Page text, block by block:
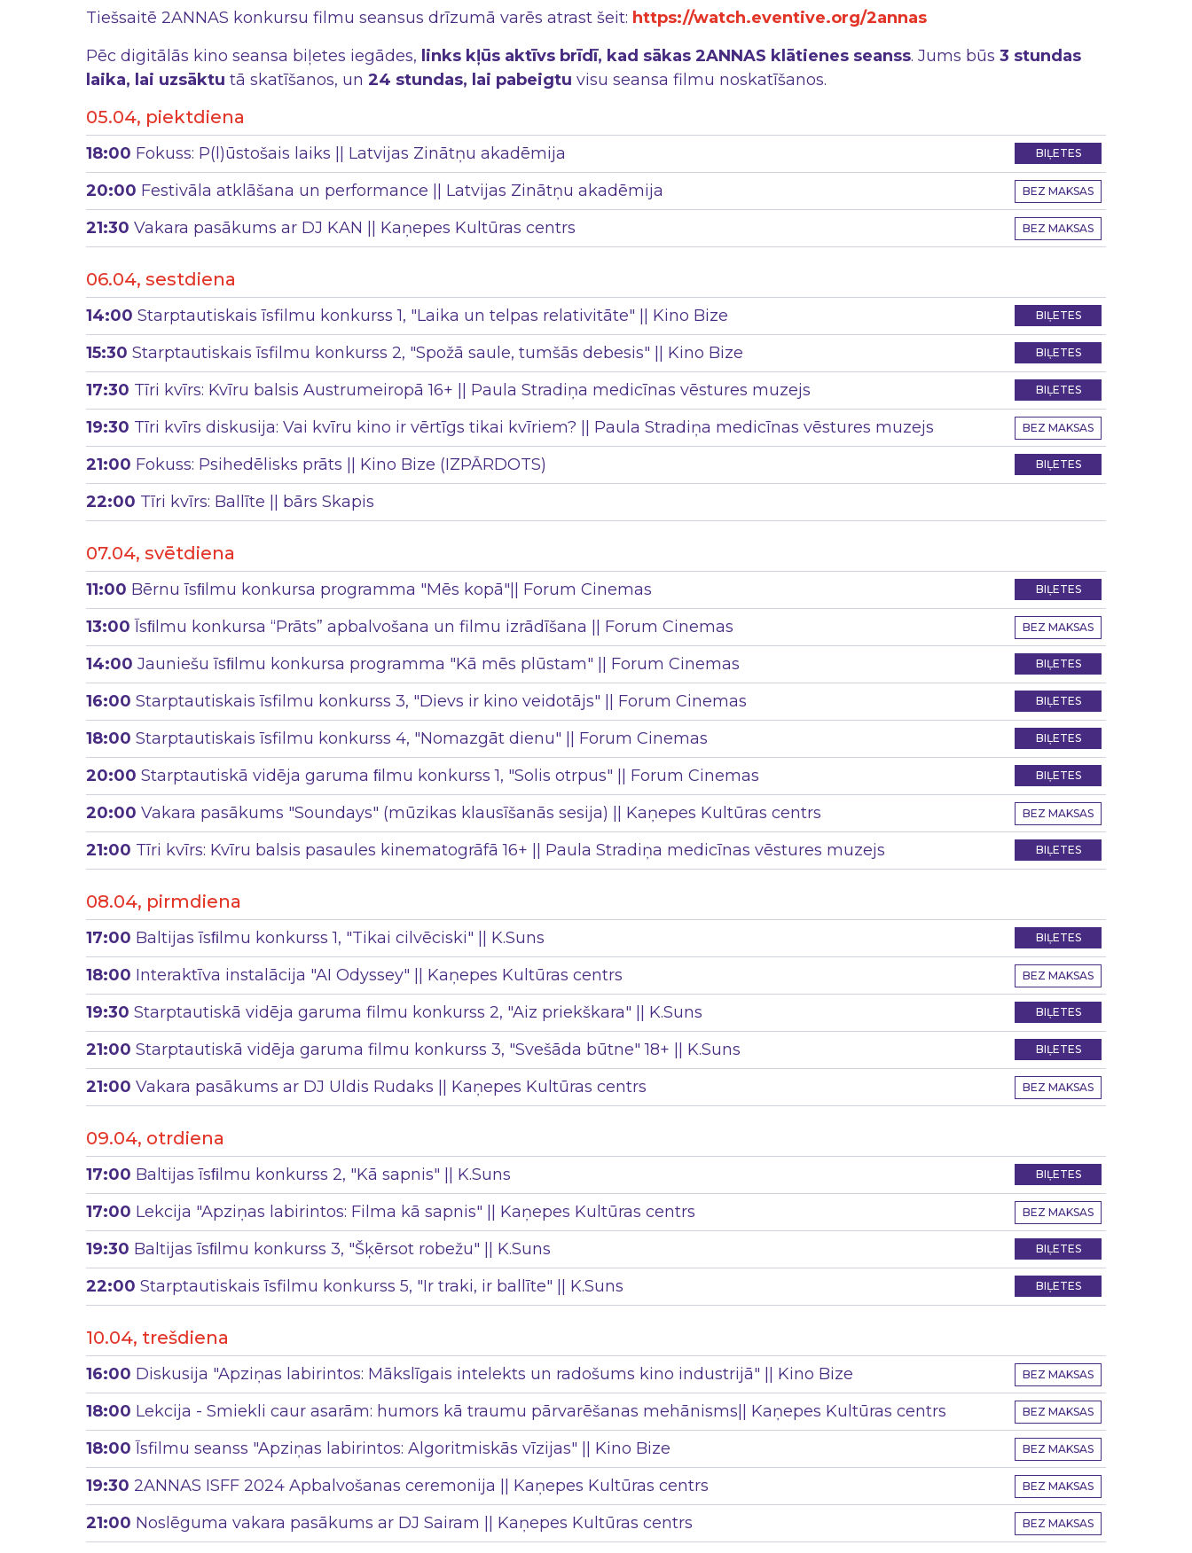
Tiešsaitē 2ANNAS konkursu filmu seansus drīzumā varēs atrast šeit: https://watch.eventive.org/2annas
Pēc digitālās kino seansa biļetes iegādes, links kļūs aktīvs brīdī, kad sākas 2ANNAS klātienes seanss. Jums būs 3 stundas
laika, lai uzsāktu tā skatīšanos, un 24 stundas, lai pabeigtu visu seansa filmu noskatīšanos.
05.04, piektdiena
BIĻETES
18:00 Fokuss: P(l)ūstošais laiks || Latvijas Zinātņu akadēmija
BEZ MAKSAS
20:00 Festivāla atklāšana un performance || Latvijas Zinātņu akadēmija
BEZ MAKSAS
21:30 Vakara pasākums ar DJ KAN || Kaņepes Kultūras centrs
06.04, sestdiena
BIĻETES
14:00 Starptautiskais īsfilmu konkurss 1, "Laika un telpas relativitāte" || Kino Bize
BIĻETES
15:30 Starptautiskais īsfilmu konkurss 2, "Spožā saule, tumšās debesis" || Kino Bize
BIĻETES
17:30 Tīri kvīrs: Kvīru balsis Austrumeiropā 16+ || Paula Stradiņa medicīnas vēstures muzejs
BEZ MAKSAS
19:30 Tīri kvīrs diskusija: Vai kvīru kino ir vērtīgs tikai kvīriem? || Paula Stradiņa medicīnas vēstures muzejs
BIĻETES
21:00 Fokuss: Psihedēlisks prāts || Kino Bize (IZPĀRDOTS)
22:00 Tīri kvīrs: Ballīte || bārs Skapis
07.04, svētdiena
BIĻETES
11:00 Bērnu īsﬁlmu konkursa programma "Mēs kopā"|| Forum Cinemas
BEZ MAKSAS
13:00 Īsﬁlmu konkursa “Prāts” apbalvošana un filmu izrādīšana || Forum Cinemas
BIĻETES
14:00 Jauniešu īsﬁlmu konkursa programma "Kā mēs plūstam" || Forum Cinemas
BIĻETES
16:00 Starptautiskais īsfilmu konkurss 3, "Dievs ir kino veidotājs" || Forum Cinemas
BIĻETES
18:00 Starptautiskais īsfilmu konkurss 4, "Nomazgāt dienu" || Forum Cinemas
BIĻETES
20:00 Starptautiskā vidēja garuma ﬁlmu konkurss 1, "Solis otrpus" || Forum Cinemas
BEZ MAKSAS
20:00 Vakara pasākums "Soundays" (mūzikas klausīšanās sesija) || Kaņepes Kultūras centrs
BIĻETES
21:00 Tīri kvīrs: Kvīru balsis pasaules kinematogrāfā 16+ || Paula Stradiņa medicīnas vēstures muzejs
08.04, pirmdiena
BIĻETES
17:00 Baltijas īsﬁlmu konkurss 1, "Tikai cilvēciski" || K.Suns
BEZ MAKSAS
18:00 Interaktīva instalācija "AI Odyssey" || Kaņepes Kultūras centrs
BIĻETES
19:30 Starptautiskā vidēja garuma filmu konkurss 2, "Aiz priekškara" || K.Suns
BIĻETES
21:00 Starptautiskā vidēja garuma filmu konkurss 3, "Svešāda būtne" 18+ || K.Suns
BEZ MAKSAS
21:00 Vakara pasākums ar DJ Uldis Rudaks || Kaņepes Kultūras centrs
09.04, otrdiena
BIĻETES
17:00 Baltijas īsﬁlmu konkurss 2, "Kā sapnis" || K.Suns
BEZ MAKSAS
17:00 Lekcija "Apziņas labirintos: Filma kā sapnis" || Kaņepes Kultūras centrs
BIĻETES
19:30 Baltijas īsﬁlmu konkurss 3, "Šķērsot robežu" || K.Suns
BIĻETES
22:00 Starptautiskais īsfilmu konkurss 5, "Ir traki, ir ballīte" || K.Suns
10.04, trešdiena
BEZ MAKSAS
16:00 Diskusija "Apziņas labirintos: Mākslīgais intelekts un radošums kino industrijā" || Kino Bize
BEZ MAKSAS
18:00 Lekcija - Smiekli caur asarām: humors kā traumu pārvarēšanas mehānisms|| Kaņepes Kultūras centrs
BEZ MAKSAS
18:00 Īsfilmu seanss "Apziņas labirintos: Algoritmiskās vīzijas" || Kino Bize
BEZ MAKSAS
19:30 2ANNAS ISFF 2024 Apbalvošanas ceremonija || Kaņepes Kultūras centrs
BEZ MAKSAS
21:00 Noslēguma vakara pasākums ar DJ Sairam || Kaņepes Kultūras centrs